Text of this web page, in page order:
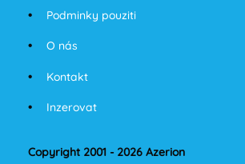
Podminky pouziti
O nás
Kontakt
Inzerovat
Copyright 2001 - 2026 Azerion